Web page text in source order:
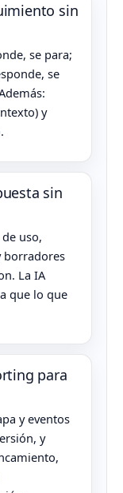
sin
se para;
se
y
sin
uso,
borradores
La IA
que lo que
para
y eventos
y